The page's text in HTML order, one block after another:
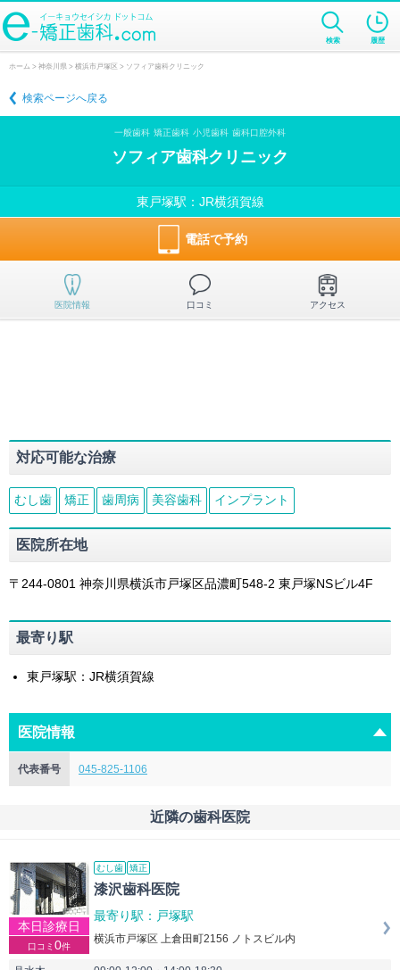
検索 履歴
ホーム > 神奈川県 > 横浜市戸塚区 > ソフィア歯科クリニック
検索ページへ戻る
一般歯科 矯正歯科 小児歯科 歯科口腔外科
ソフィア歯科クリニック
東戸塚駅：JR横須賀線
電話で予約
医院情報 口コミ アクセス
対応可能な治療
むし歯 矯正 歯周病 美容歯科 インプラント
医院所在地
〒244-0801 神奈川県横浜市戸塚区品濃町548-2 東戸塚NSビル4F
最寄り駅
東戸塚駅：JR横須賀線
医院情報
代表番号 045-825-1106
近隣の歯科医院
本日診療日
口コミ 0件
むし歯 矯正
漆沢歯科医院
最寄り駅：戸塚駅
横浜市戸塚区 上倉田町2156 ノトスビル内